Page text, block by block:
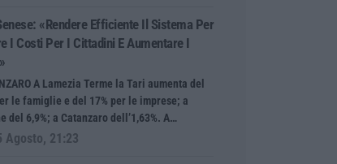
«Rendere Efficiente Il Sistema Per
I Costi Per I Cittadini E Aumentare I
A Lamezia Terme la Tari aumenta del
le famiglie e del 17% per le imprese; a
del 6,9%; a Catanzaro dell’1,63%. A…
Agosto, 21:23